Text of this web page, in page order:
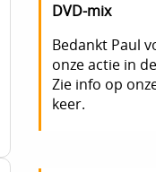
DVD-mix
Bedankt Paul
onze actie in
Zie info op
keer.